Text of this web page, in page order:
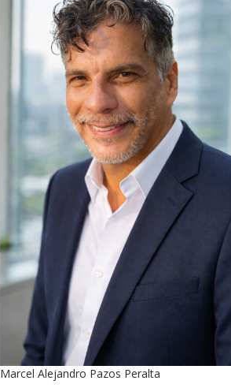
Marcel Alejandro Pazos Peralta